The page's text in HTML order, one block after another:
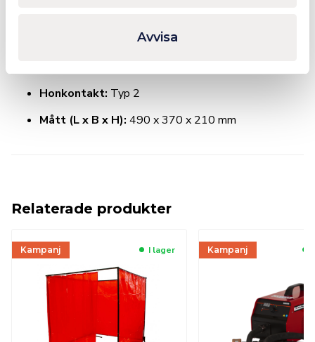
Avvisa
IP42
Honkontakt: Typ 2
Mått (L x B x H): 490 x 370 x 210 mm
Relaterade produkter
I lager
Kampanj Kampanj